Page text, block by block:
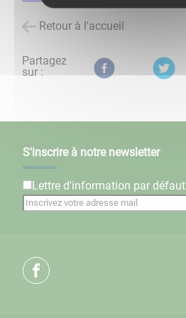
Retour à l'accueil
Partagez
sur :
S'inscrire à notre newsletter
Lettre d'information par défaut